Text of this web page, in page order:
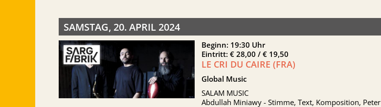
SAMSTAG, 20. APRIL 2024
Beginn: 19:30 Uhr
Eintritt: € 28,00 / € 19,50
LE CRI DU CAIRE (FRA)
Global Music
SALAM MUSIC
Abdullah Miniawy - Stimme, Text, Komposition, Peter